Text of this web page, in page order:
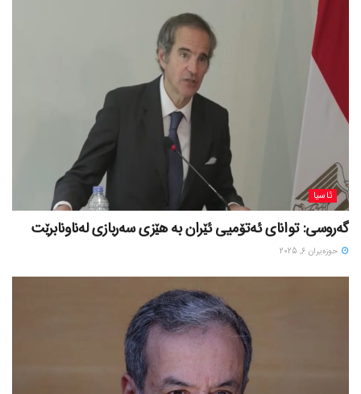
ئاسیا
گەروسی: توانای ئەتۆمیی ئێران بە هێزی سەربازی لەناونابرێت
حوزه‌یران 6, 2025